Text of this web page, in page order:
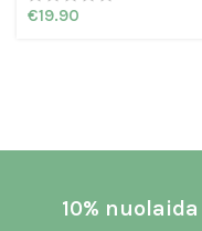
€19.90
10%